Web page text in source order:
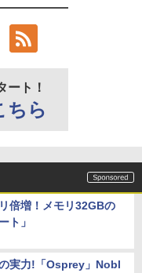
ート！
ちら
倍増！メモリ32GBの
ト」
実力!「Osprey」Nobl